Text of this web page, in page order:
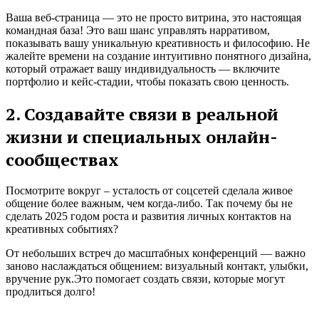
Ваша веб-страница — это не просто витрина, это настоящая
командная база! Это ваш шанс управлять нарративом,
показывать вашу уникальную креативность и философию. Не
жалейте времени на создание интуитивно понятного дизайна,
который отражает вашу индивидуальность — включите
портфолио и кейс-стадии, чтобы показать свою ценность.
2. Создавайте связи в реальной
жизни и специальных онлайн-
сообществах
Посмотрите вокруг – усталость от соцсетей сделала живое
общение более важным, чем когда-либо. Так почему бы не
сделать 2025 годом роста и развития личных контактов на
креативных событиях?
От небольших встреч до масштабных конференций — важно
заново наслаждаться общением: визуальный контакт, улыбки,
вручение рук.Это помогает создать связи, которые могут
продлиться долго!